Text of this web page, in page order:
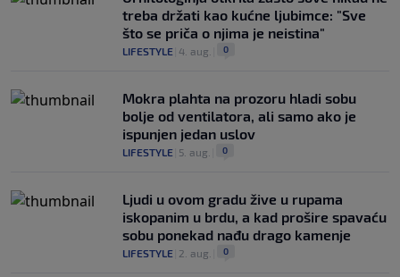
treba držati kao kućne ljubimce: "Sve
što se priča o njima je neistina"
LIFESTYLE 4. aug. 0
Mokra plahta na prozoru hladi sobu
bolje od ventilatora, ali samo ako je
ispunjen jedan uslov
LIFESTYLE 5. aug. 0
Ljudi u ovom gradu žive u rupama
iskopanim u brdu, a kad prošire spavaću
sobu ponekad nađu drago kamenje
LIFESTYLE 2. aug. 0